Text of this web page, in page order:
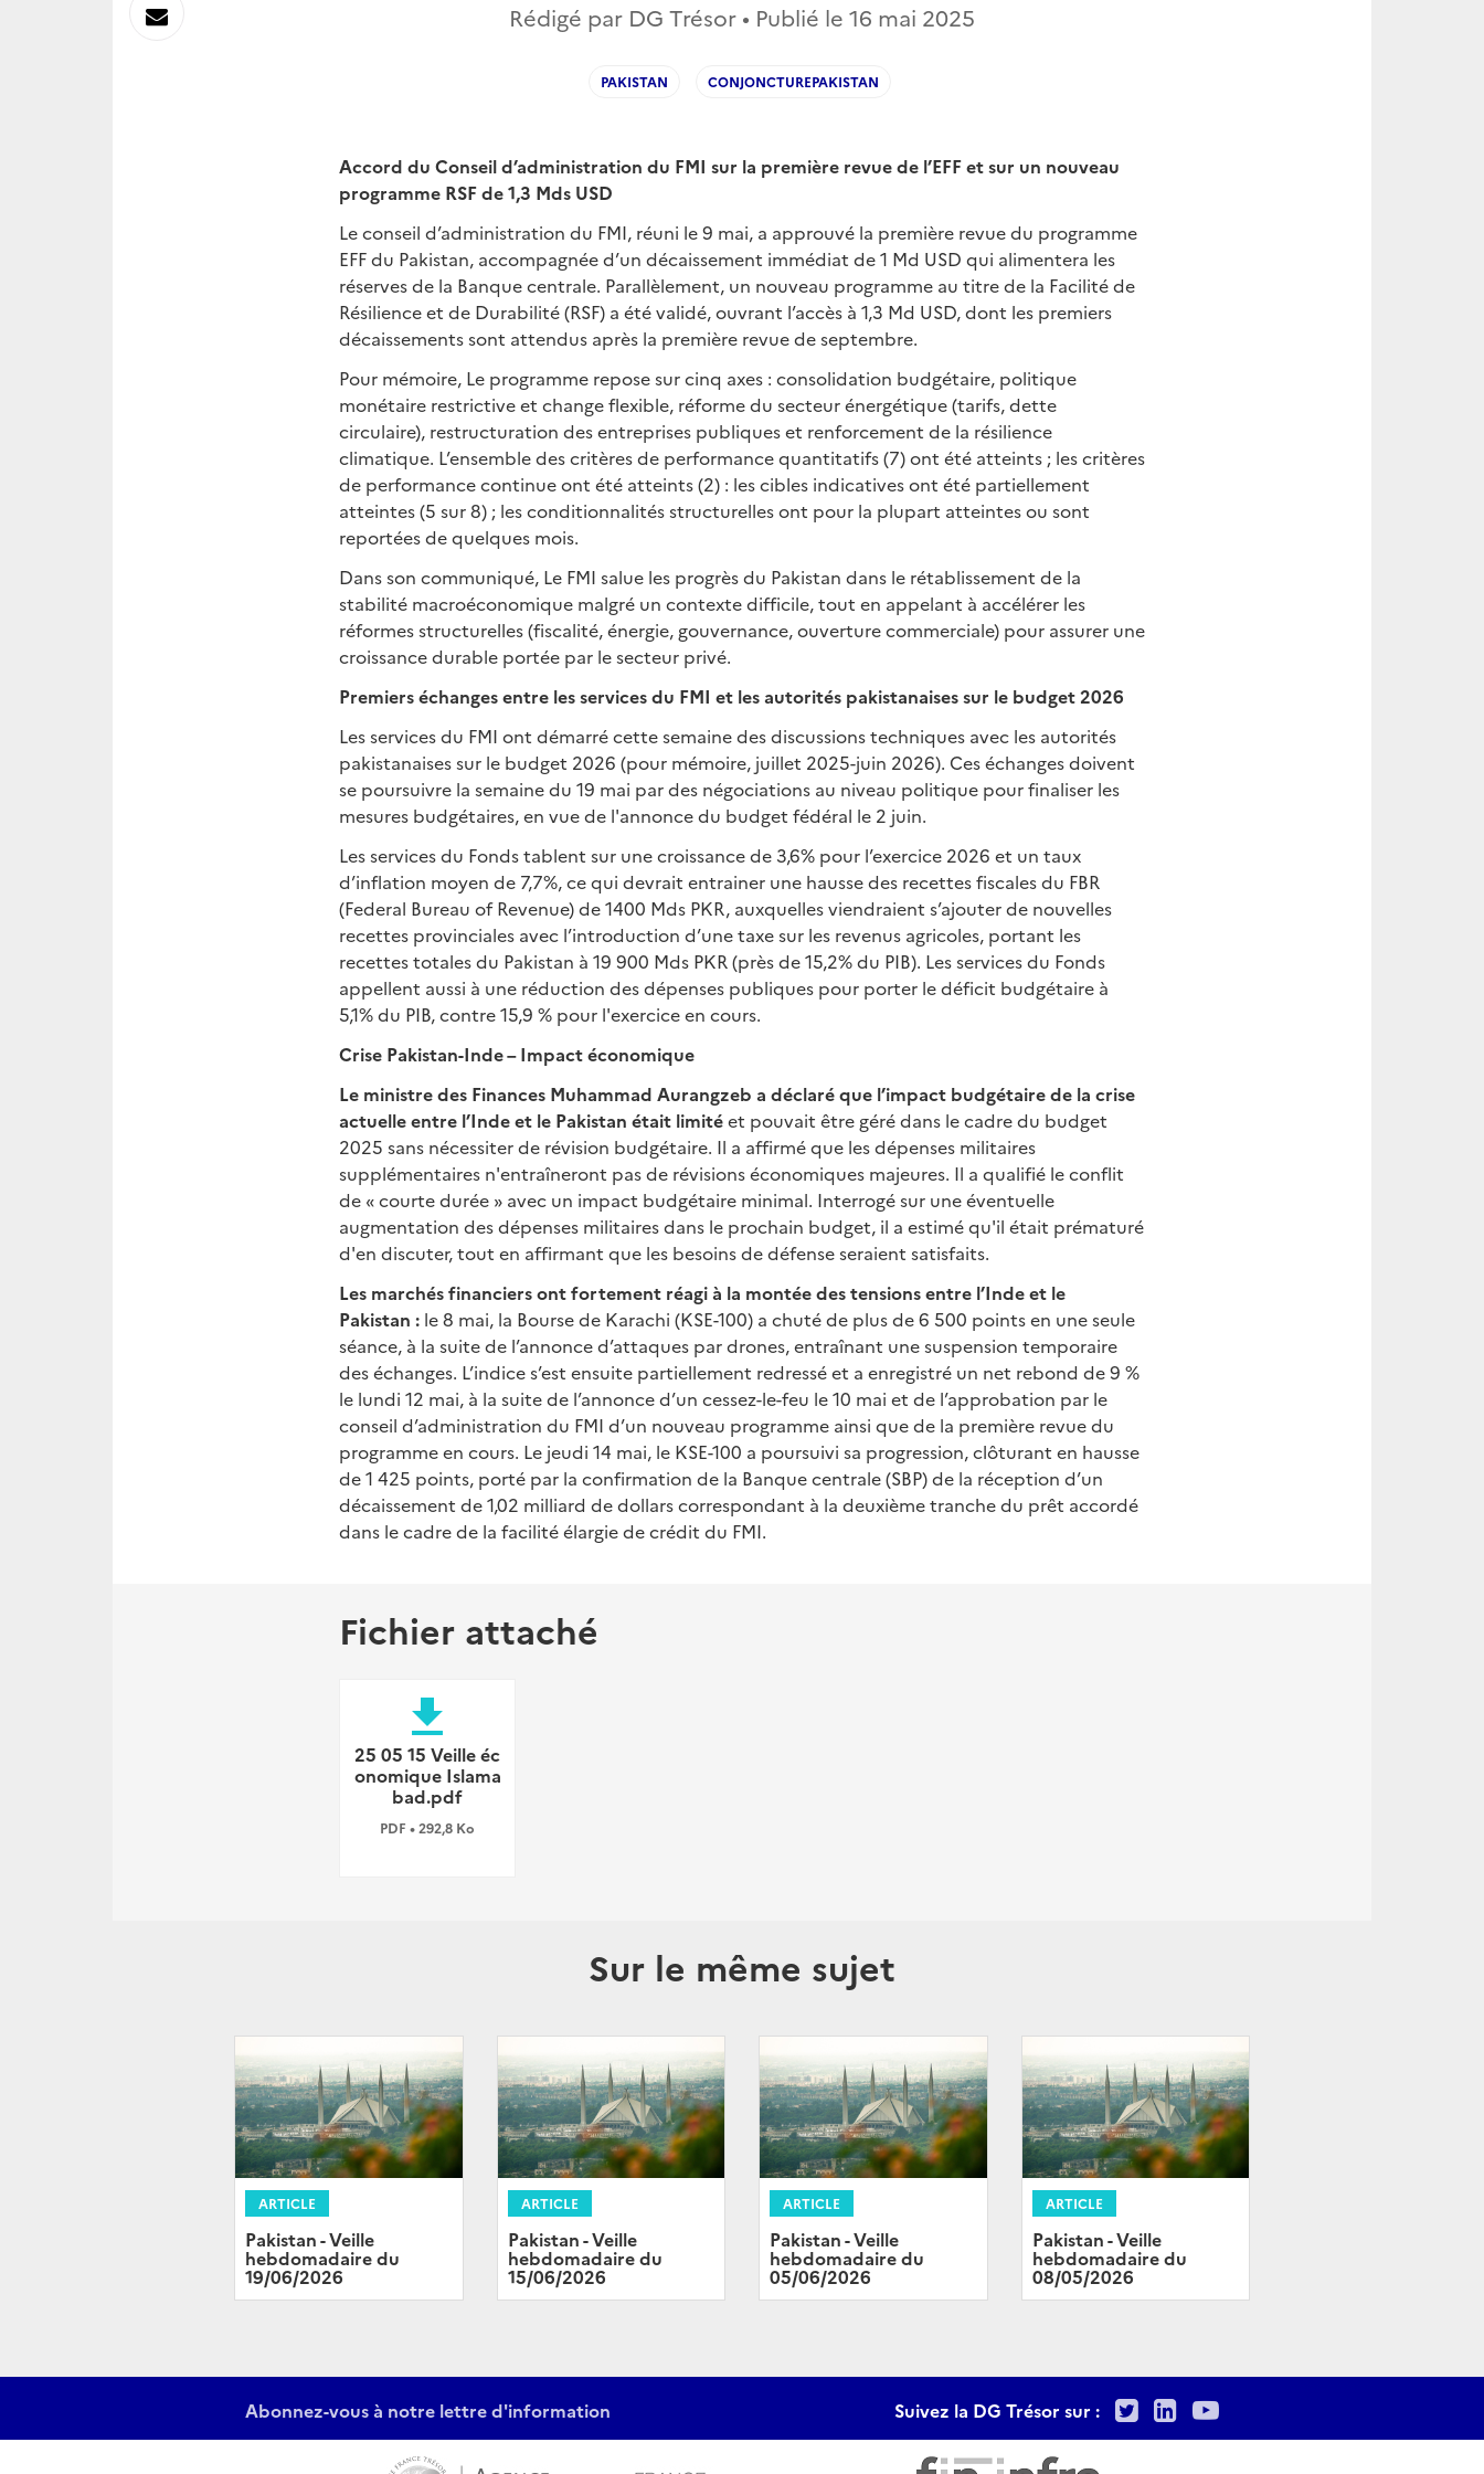
Rédigé par DG Trésor • Publié le 16 mai 2025
PAKISTAN CONJONCTUREPAKISTAN
Accord du Conseil d’administration du FMI sur la première revue de l’EFF et sur un nouveau
programme RSF de 1,3 Mds USD
Le conseil d’administration du FMI, réuni le 9 mai, a approuvé la première revue du programme
EFF du Pakistan, accompagnée d’un décaissement immédiat de 1 Md USD qui alimentera les
réserves de la Banque centrale. Parallèlement, un nouveau programme au titre de la Facilité de
Résilience et de Durabilité (RSF) a été validé, ouvrant l’accès à 1,3 Md USD, dont les premiers
décaissements sont attendus après la première revue de septembre.
Pour mémoire, Le programme repose sur cinq axes : consolidation budgétaire, politique
monétaire restrictive et change flexible, réforme du secteur énergétique (tarifs, dette
circulaire), restructuration des entreprises publiques et renforcement de la résilience
climatique. L’ensemble des critères de performance quantitatifs (7) ont été atteints ; les critères
de performance continue ont été atteints (2) : les cibles indicatives ont été partiellement
atteintes (5 sur 8) ; les conditionnalités structurelles ont pour la plupart atteintes ou sont
reportées de quelques mois.
Dans son communiqué, Le FMI salue les progrès du Pakistan dans le rétablissement de la
stabilité macroéconomique malgré un contexte difficile, tout en appelant à accélérer les
réformes structurelles (fiscalité, énergie, gouvernance, ouverture commerciale) pour assurer une
croissance durable portée par le secteur privé.
Premiers échanges entre les services du FMI et les autorités pakistanaises sur le budget 2026
Les services du FMI ont démarré cette semaine des discussions techniques avec les autorités
pakistanaises sur le budget 2026 (pour mémoire, juillet 2025-juin 2026). Ces échanges doivent
se poursuivre la semaine du 19 mai par des négociations au niveau politique pour finaliser les
mesures budgétaires, en vue de l'annonce du budget fédéral le 2 juin.
Les services du Fonds tablent sur une croissance de 3,6% pour l’exercice 2026 et un taux
d’inflation moyen de 7,7%, ce qui devrait entrainer une hausse des recettes fiscales du FBR
(Federal Bureau of Revenue) de 1400 Mds PKR, auxquelles viendraient s’ajouter de nouvelles
recettes provinciales avec l’introduction d’une taxe sur les revenus agricoles, portant les
recettes totales du Pakistan à 19 900 Mds PKR (près de 15,2% du PIB). Les services du Fonds
appellent aussi à une réduction des dépenses publiques pour porter le déficit budgétaire à
5,1% du PIB, contre 15,9 % pour l'exercice en cours.
Crise Pakistan-Inde – Impact économique
Le ministre des Finances Muhammad Aurangzeb a déclaré que l’impact budgétaire de la crise
actuelle entre l’Inde et le Pakistan était limitéet pouvait être géré dans le cadre du budget
2025 sans nécessiter de révision budgétaire. Il a affirmé que les dépenses militaires
supplémentaires n'entraîneront pas de révisions économiques majeures. Il a qualifié le conflit
de « courte durée » avec un impact budgétaire minimal. Interrogé sur une éventuelle
augmentation des dépenses militaires dans le prochain budget, il a estimé qu'il était prématuré
d'en discuter, tout en affirmant que les besoins de défense seraient satisfaits.
Les marchés financiers ont fortement réagi à la montée des tensions entre l’Inde et le
Pakistan : le 8 mai, la Bourse de Karachi (KSE-100) a chuté de plus de 6 500 points en une seule
séance, à la suite de l’annonce d’attaques par drones, entraînant une suspension temporaire
des échanges. L’indice s’est ensuite partiellement redressé et a enregistré un net rebond de 9 %
le lundi 12 mai, à la suite de l’annonce d’un cessez-le-feu le 10 mai et de l’approbation par le
conseil d’administration du FMI d’un nouveau programme ainsi que de la première revue du
programme en cours. Le jeudi 14 mai, le KSE-100 a poursuivi sa progression, clôturant en hausse
de 1 425 points, porté par la confirmation de la Banque centrale (SBP) de la réception d’un
décaissement de 1,02 milliard de dollars correspondant à la deuxième tranche du prêt accordé
dans le cadre de la facilité élargie de crédit du FMI.
Fichier attaché
file_download
25 05 15 Veille éc
onomique Islama
bad.pdf
PDF • 292,8 Ko
Sur le même sujet
ARTICLE
Pakistan - Veille
hebdomadaire du
19/06/2026
ARTICLE
Pakistan - Veille
hebdomadaire du
15/06/2026
ARTICLE
Pakistan - Veille
hebdomadaire du
05/06/2026
ARTICLE
Pakistan - Veille
hebdomadaire du
08/05/2026
Envoyer
Abonnez-vous à notre lettre d'information Suivez la DG Trésor sur : TwitterLinkedIn
Youtube